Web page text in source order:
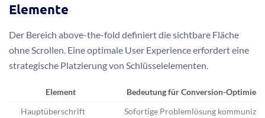
Elemente
Der Bereich above-the-fold definiert die sichtbare Fläche
ohne Scrollen. Eine optimale User Experience erfordert eine
strategische Platzierung von Schlüsselelementen.
Element Bedeutung für Conversion-
Hauptüberschrift Sofortige Problemlösung